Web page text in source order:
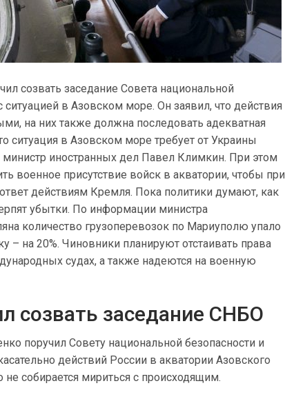
созвать заседание Совета национальной
в Азовском море. Он заявил, что действия
на них также должна последовать адекватная
ситуация в Азовском море требует от Украины
министр иностранных дел Павел Климкин. При этом
военное присутствие войск в акватории, чтобы при
действиям Кремля. Пока политики думают, как
убытки. По информации министра
количество грузоперевозок по Мариуполю упало
– на 20%. Чиновники планируют отстаивать права
судах, а также надеются на военную
созвать заседание СНБО
поручил Совету национальной безопасности и
действий России в акватории Азовского
собирается мириться с происходящим.